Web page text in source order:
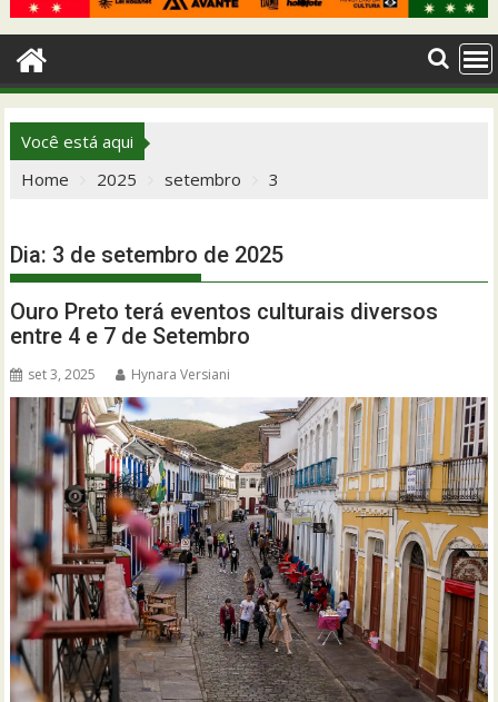
Você está aqui
Home
2025 setembro 3
Dia: 3 de setembro de 2025
Ouro Preto terá eventos culturais diversos
entre 4 e 7 de Setembro
set 3, 2025 Hynara Versiani